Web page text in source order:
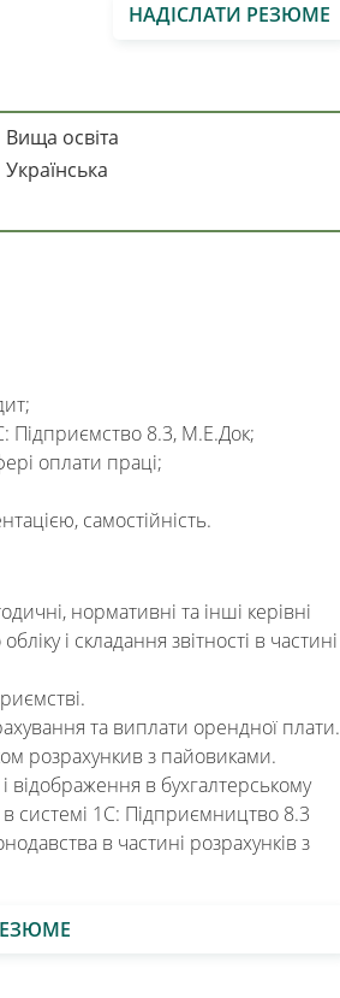
НАДІСЛАТИ РЕЗЮМЕ
Вища освіта
Українська
Підприємство 8.3, М.Е.Док;
оплати праці;
самостійність.
нормативні та інші керівні
і складання звітності в частині
та виплати орендної плати.
розрахункив з пайовиками.
в бухгалтерському
в системі 1С: Підприємництво 8.3
в частині розрахунків з